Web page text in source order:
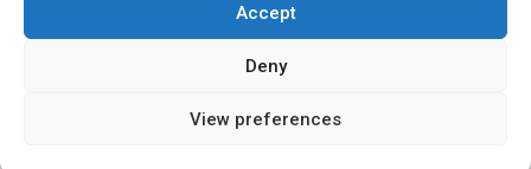
Accept
Deny
View preferences